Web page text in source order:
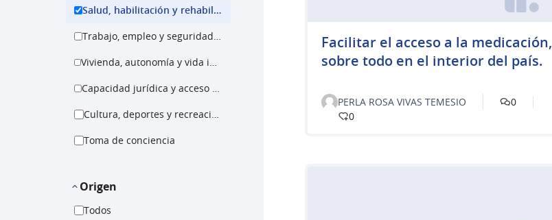
Salud, habilitación y rehabilitación
Trabajo, empleo y seguridad social
Vivienda, autonomía y vida independiente
Capacidad jurídica y acceso a la justicia
Cultura, deportes y recreación
Toma de conciencia
Origen
Todos
Facilitar el acceso a la medicación,
sobre todo en el interior del país.
PERLA ROSA VIVAS TEMESIO
0
0